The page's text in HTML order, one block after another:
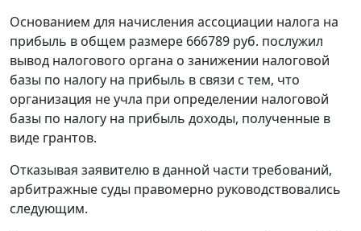
Основанием для начисления ассоциации налога на
прибыль в общем размере 666789 руб. послужил
вывод налогового органа о занижении налоговой
базы по налогу на прибыль в связи с тем, что
организация не учла при определении налоговой
базы по налогу на прибыль доходы, полученные в
виде грантов.
Отказывая заявителю в данной части требований,
арбитражные суды правомерно руководствовались
следующим.